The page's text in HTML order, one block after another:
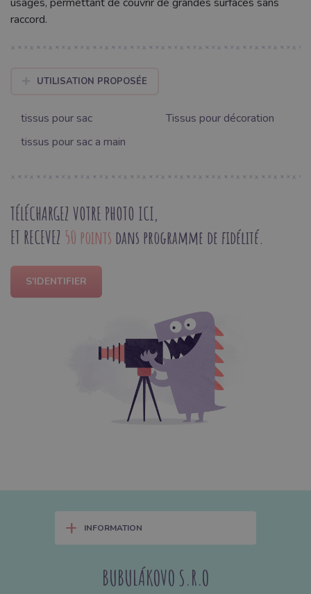
raccord.
UTILISATION PROPOSÉE
tissus pour sac
Tissus pour décoration
tissus pour sac a main
TÉLÉCHARGEZ VOTRE PHOTO ICI,
ET RECEVEZ 50 points dans programme de fidélité.
S'IDENTIFIER
+ INFORMATION
BUBULÁKOVO S.R.O